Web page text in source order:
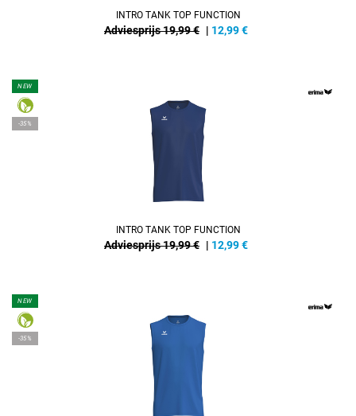
INTRO TANK TOP FUNCTION
Adviesprijs 19,99 € | 12,99€
NEW
-35%
INTRO TANK TOP FUNCTION
Adviesprijs 19,99 € | 12,99€
NEW
-35%